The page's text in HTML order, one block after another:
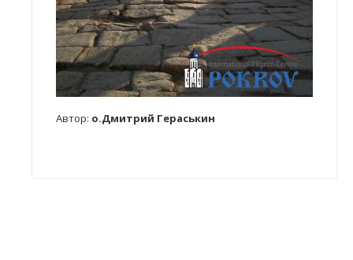
Автор: о.Дмитрий Гераськин